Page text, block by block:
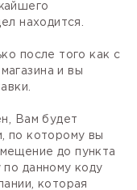
находится.
после того как с
и вы
Вам будет
по которому вы
до пункта
по данному коду
которая